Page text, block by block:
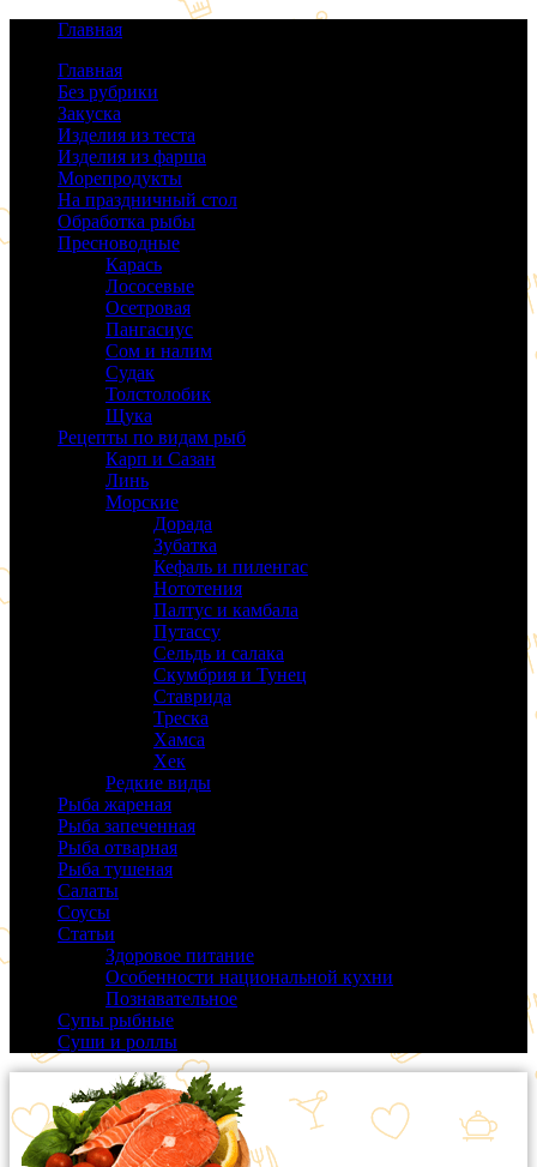
Главная
Главная
Без рубрики
Закуска
Изделия из теста
Изделия из фарша
Морепродукты
На праздничный стол
Обработка рыбы
Пресноводные
Карась
Лососевые
Осетровая
Пангасиус
Сом и налим
Судак
Толстолобик
Щука
Рецепты по видам рыб
Карп и Сазан
Линь
Морские
Дорада
Зубатка
Кефаль и пиленгас
Нототения
Палтус и камбала
Путассу
Сельдь и салака
Скумбрия и Тунец
Ставрида
Треска
Хамса
Хек
Редкие виды
Рыба жареная
Рыба запеченная
Рыба отварная
Рыба тушеная
Салаты
Соусы
Статьи
Здоровое питание
Особенности национальной кухни
Познавательное
Супы рыбные
Суши и роллы